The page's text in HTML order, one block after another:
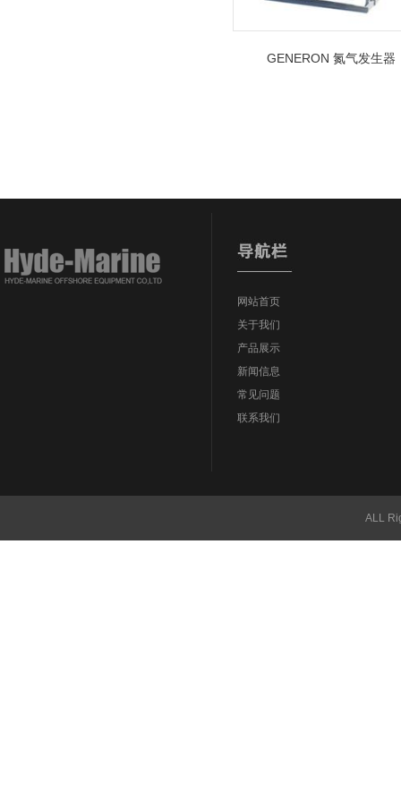
GENERON 氮气发生器
网站首页
关于我们
产品展示
新闻信息
常见问题
联系我们
ALL